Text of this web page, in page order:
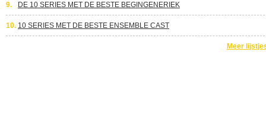
9. DE 10 SERIES MET DE BESTE BEGINGENERIEK
10. 10 SERIES MET DE BESTE ENSEMBLE CAST
Meer